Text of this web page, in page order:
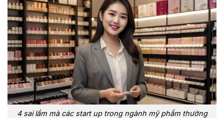
4 sai lầm mà các start up trong ngành mỹ phẩm thường